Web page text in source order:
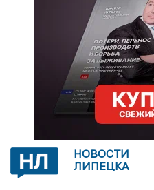
НОВОСТИ
ЛИПЕЦКА